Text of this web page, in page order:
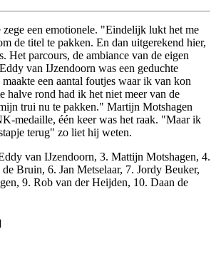
een emotionele. "Eindelijk lukt het me
de titel te pakken. En dan uitgerekend hier,
Het parcours, de ambiance van de eigen
van IJzendoorn was een geduchte
een aantal foutjes waar ik van kon
halve rond had ik het niet meer van de
trui nu te pakken." Martijn Motshagen
medaille, één keer was het raak. "Maar ik
terug" zo liet hij weten.
van IJzendoorn, 3. Mattijn Motshagen, 4.
de Bruin, 6. Jan Metselaar, 7. Jordy Beuker,
9. Rob van der Heijden, 10. Daan de